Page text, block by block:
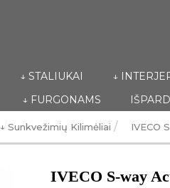
↓ STALIUKAI ↓
↓ FURGONAMS
↓ Sunkvežimių Kilimėliai / IVECO
IVECO S-way